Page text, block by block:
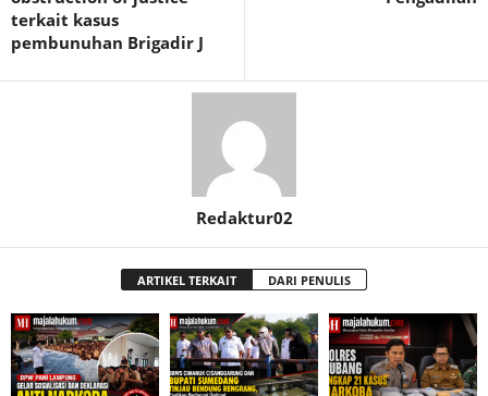
terkait kasus
pembunuhan Brigadir J
Redaktur02
ARTIKEL TERKAIT DARI PENULIS